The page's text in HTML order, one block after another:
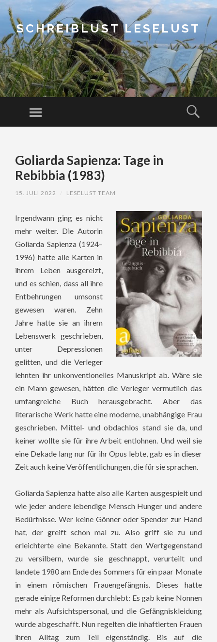
SCHREIBLUST LESELUST
Menu
CONTENTGoliarda Sapienza: Tage in
Rebibbia (1983)
15. JULI 2022 LESELUST TEAM
Irgendwann ging es nicht
mehr weiter. Die Autorin
Goliarda Sapienza (1924–
1996) hatte alle Karten in
ihrem Leben ausgereizt,
und es schien, dass all ihre
Entbehrungen umsonst
gewesen waren. Zehn
Jahre hatte sie an ihrem
Lebenswerk geschrieben,
unter Depressionen
gelitten, und die Verleger
lehnten ihr unkonventionelles Manuskript ab. Wäre sie
ein Mann gewesen, hätten die Verleger vermutlich das
umfangreiche Buch herausgebracht. Aber das
literarische Werk hatte eine moderne, unabhängige Frau
geschrieben. Mittel- und obdachlos stand sie da, und
keiner wollte sie für ihre Arbeit entlohnen. Und weil sie
eine Dekade lang nur für ihr Opus lebte, gab es in dieser
Zeit auch keine Veröffentlichungen, die für sie sprachen.
Goliarda Sapienza hatte also alle Karten ausgespielt und
wie jeder andere lebendige Mensch Hunger und andere
Bedürfnisse. Wer keine Gönner oder Spender zur Hand
hat, der greift schon mal zu. Also griff sie zu und
erleichterte eine Bekannte. Statt den Wertgegenstand
zu versilbern, wurde sie geschnappt, verurteilt und
landete 1980 am Ende des Sommers für ein paar Monate
in einem römischen Frauengefängnis. Dieses hatte
gerade einige Reformen durchlebt: Es gab keine Nonnen
mehr als Aufsichtspersonal, und die Gefängniskleidung
wurde abgeschafft. Nun regelten die inhaftierten Frauen
ihren Alltag zum Teil eigenständig. Bis auf die